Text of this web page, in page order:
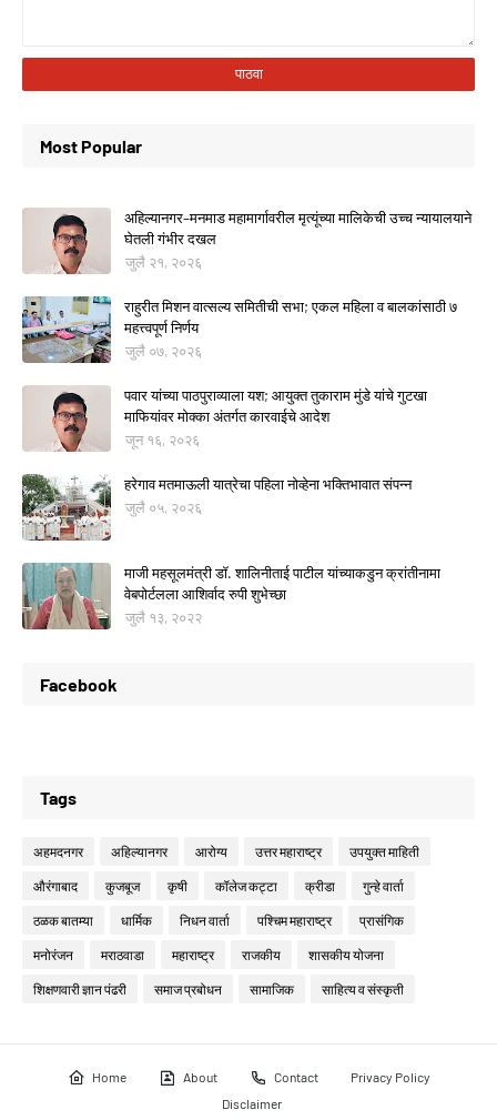
Most Popular
अहिल्यानगर–मनमाड महामार्गावरील मृत्यूंच्या मालिकेची उच्च न्यायालयाने
घेतली गंभीर दखल
जुलै २१, २०२६
राहुरीत मिशन वात्सल्य समितीची सभा; एकल महिला व बालकांसाठी ७
महत्त्वपूर्ण निर्णय
जुलै ०७, २०२६
पवार यांच्या पाठपुराव्याला यश; आयुक्त तुकाराम मुंडे यांचे गुटखा
माफियांवर मोक्का अंतर्गत कारवाईचे आदेश
जून १६, २०२६
हरेगाव मतमाऊली यात्रेचा पहिला नोव्हेना भक्तिभावात संपन्न
जुलै ०५, २०२६
माजी महसूलमंत्री डॉ. शालिनीताई पाटील यांच्याकडुन क्रांतीनामा
वेबपोर्टलला आशिर्वाद रुपी शुभेच्छा
जुलै १३, २०२२
Facebook
Tags
अहमदनगर अहिल्यानगर आरोग्य उत्तर महाराष्ट्र उपयुक्त माहिती
औरंगाबाद कुजबूज कृषी कॉलेज कट्टा क्रीडा गुन्हे वार्ता
ठळक बातम्या धार्मिक निधन वार्ता पश्चिम महाराष्ट्र प्रासंगिक
मनोरंजन मराठवाडा महाराष्ट्र राजकीय शासकीय योजना
शिक्षणवारी ज्ञान पंढरी समाज प्रबोधन सामाजिक साहित्य व संस्कृती
Home About Contact
Privacy Policy
Disclaimer